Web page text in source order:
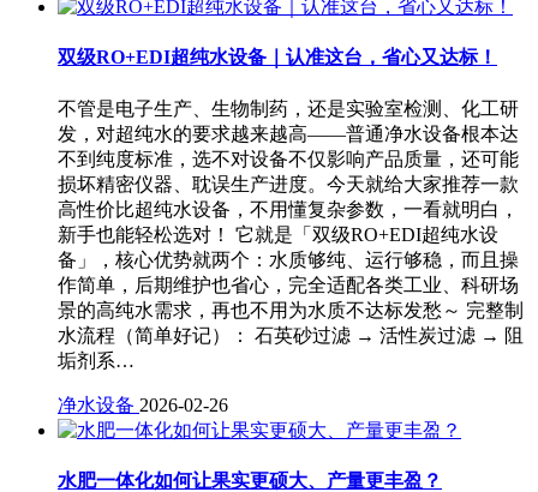
双级RO+EDI超纯水设备｜认准这台，省心又达标！
不管是电子生产、生物制药，还是实验室检测、化工研
发，对超纯水的要求越来越高——普通净水设备根本达
不到纯度标准，选不对设备不仅影响产品质量，还可能
损坏精密仪器、耽误生产进度。今天就给大家推荐一款
高性价比超纯水设备，不用懂复杂参数，一看就明白，
新手也能轻松选对！ 它就是「双级RO+EDI超纯水设
备」，核心优势就两个：水质够纯、运行够稳，而且操
作简单，后期维护也省心，完全适配各类工业、科研场
景的高纯水需求，再也不用为水质不达标发愁～ 完整制
水流程（简单好记）： 石英砂过滤 → 活性炭过滤 → 阻
垢剂系…
净水设备 2026-02-26
水肥一体化如何让果实更硕大、产量更丰盈？